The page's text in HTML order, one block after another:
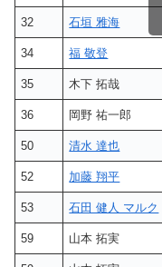
32 石垣 雅海
34 福 敬登
35 木下 拓哉
36 岡野 祐一郎
50 清水 達也
52 加藤 翔平
53 石田 健人 マルク
59 山本 拓実